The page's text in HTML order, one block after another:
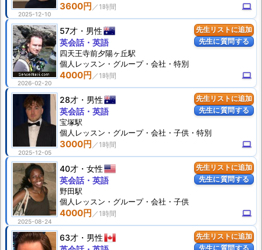
2025-12-10
3600円 computer
先生リストに追加
先生に質問する
2026-02-20
57才 男性
4000円 computer
英会話・英語
四天王寺前夕陽ヶ丘駅
個人 レッスン ・グループ・会社・特別
先生リストに追加
先生に質問する
2025-12-05
28才 男性
3000円 computer
英会話・英語
宝塚駅
個人 レッスン ・グループ・会社・子供・特別
先生リストに追加
先生に質問する
2025-08-24
40才 女性
4000円 computer
英会話・英語
野田駅
個人 レッスン ・グループ・会社・子供
先生リストに追加
先生に質問する
63才 男性